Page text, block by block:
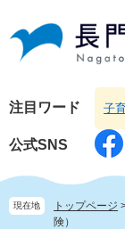
頭
す。
飛
し
本
文
へ
注目ワード 子
公式SNS
現在地 トップページ
険）